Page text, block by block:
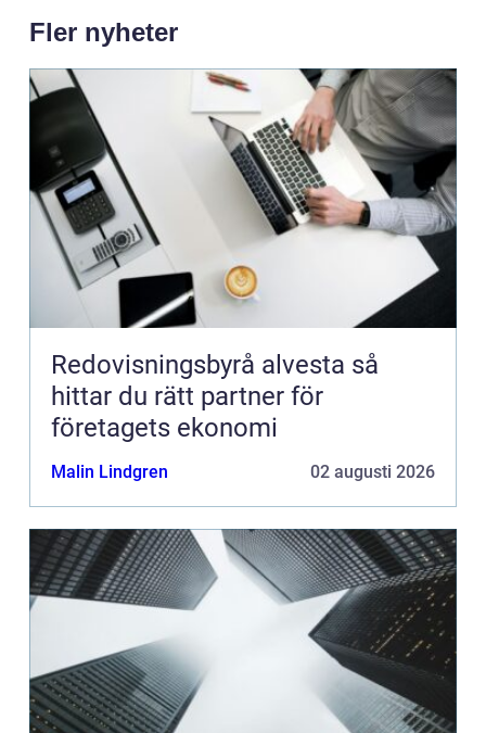
Fler nyheter
Redovisningsbyrå alvesta så
hittar du rätt partner för
företagets ekonomi
Malin Lindgren 02 augusti 2026